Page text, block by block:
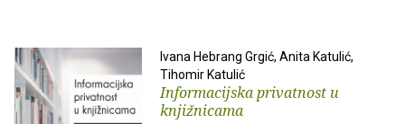
Ivana Hebrang Grgić, Anita Katulić,
Tihomir Katulić
Informacijska privatnost u
knjižnicama